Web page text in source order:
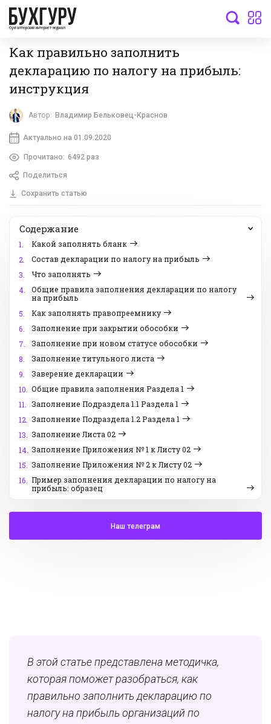
бухгалтерский интернет-журнал
Как правильно заполнить
декларацию по налогу на прибыль:
инструкция
Автор: Владимир Бельковец-Краснов
Актуально на 01.09.2020
Прочитано: 6492 раз
Поделиться
Сохранить статью
Содержание
1.
Какой заполнять бланк
2.
Состав декларации по налогу на прибыль
3.
Что заполнять
4.
Общие правила заполнения декларации по налогу
на прибыль
5.
Как заполнять правопреемнику
6.
Заполнение при закрытии обособки
7.
Заполнение при новом статусе обособки
8.
Заполнение титульного листа
9.
Заверение декларации
10. Общие правила заполнения Раздела 1
11. Заполнение Подраздела 1.1 Раздела 1
12. Заполнение Подраздела 1.2 Раздела 1
13. Заполнение Листа 02
14. Заполнение Приложения № 1 к Листу 02
15. Заполнение Приложения № 2 к Листу 02
16. Пример заполнения декларации по налогу на
прибыль: образец
Наш телеграм
В этой статье представлена методичка,
которая поможет разобраться, как
правильно заполнить декларацию по
налогу на прибыль организаций по